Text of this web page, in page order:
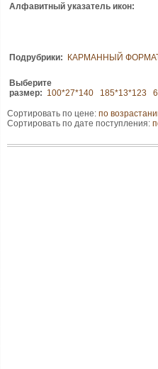
Алфавитный указатель икон:
Подрубрики: КАРМАННЫЙ
Выберите
размер: 100*27*140 185*13*123
Сортировать по цене: по
Сортировать по дате поступления: